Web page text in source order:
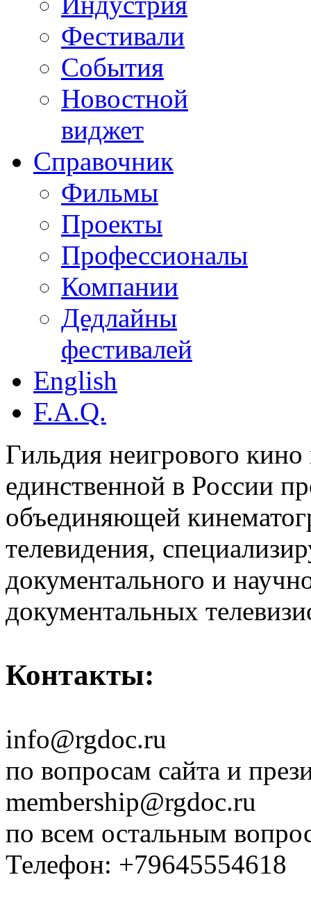
Фестивали
События
Новостной
виджет
Справочник
Фильмы
Проекты
Профессионалы
Компании
Дедлайны
фестивалей
English
F.A.Q.
Гильдия неигрового кино
единственной в России
объединяющей
телевидения,
документального и
документальных
Контакты:
info@rgdoc.ru
по вопросам сайта и
membership@rgdoc.ru
по всем остальным
Телефон: +79645554618